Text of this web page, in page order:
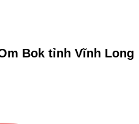
Bok tỉnh Vĩnh Long